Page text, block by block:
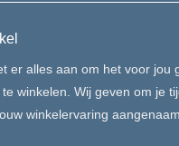
er alles aan om het voor jou
winkelen. Wij geven om je
winkelervaring